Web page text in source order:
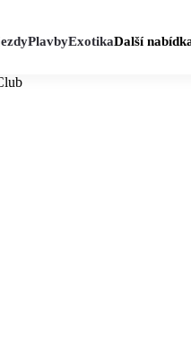
PlavbyExotikaDalší